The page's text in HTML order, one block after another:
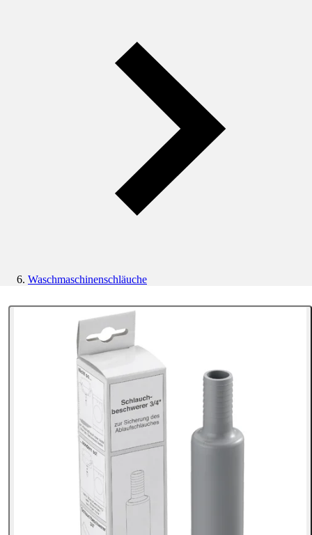
Waschmaschinenschläuche